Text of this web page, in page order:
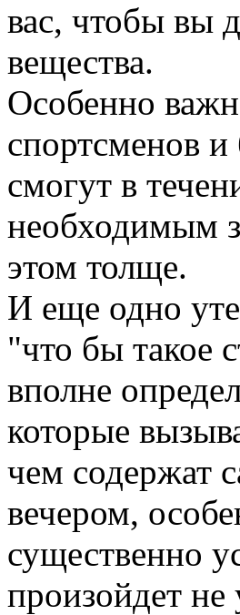
вас, чтобы вы
вещества.
Особенно
спортсменов
смогут в
необходимым
этом толще.
И еще одно
"что бы такое
вполне
которые
чем содержат
вечером,
существенно
произойдет не